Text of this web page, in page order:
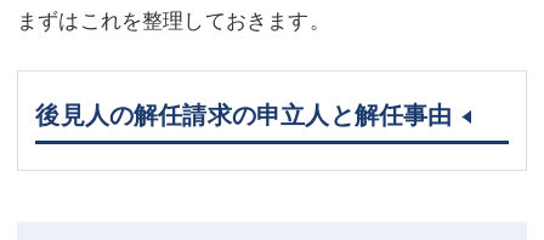
まずはこれを整理しておきます。
後見人の解任請求の申立人と解任事由